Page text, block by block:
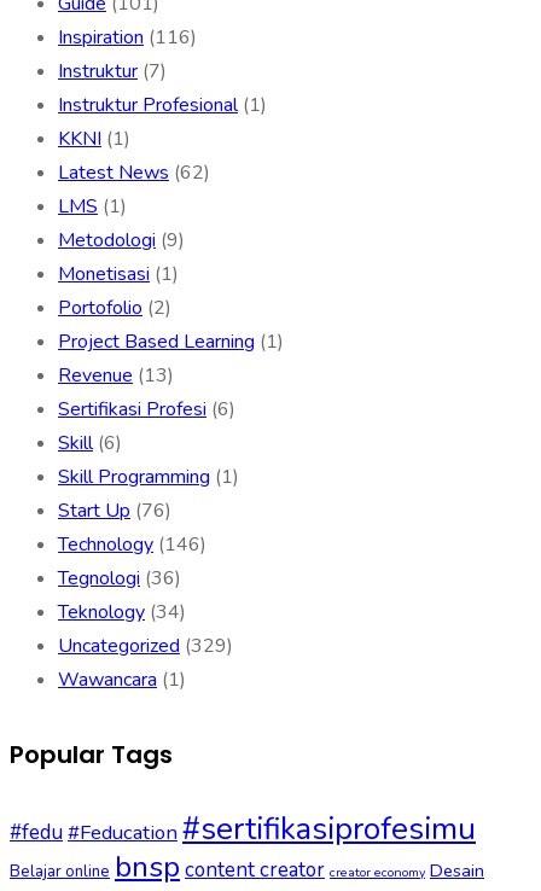
Inspiration (116)
Instruktur (7)
Instruktur Profesional(1)
KKNI (1)
Latest News (62)
LMS (1)
Metodologi (9)
Monetisasi (1)
Portofolio (2)
Project Based Learning (1)
Revenue (13)
Sertifikasi Profesi (6)
Skill(6)
Skill Programming (1)
Start Up (76)
Technology (146)
Tegnologi (36)
Teknology (34)
Uncategorized (329)
Wawancara (1)
Popular Tags
#fedu#Feducation#sertifikasiprofesimu
Belajar online bnsp content creator creator economy Desain